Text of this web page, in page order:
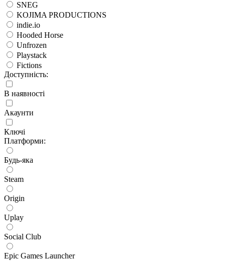
SNEG
KOJIMA PRODUCTIONS
indie.io
Hooded Horse
Unfrozen
Playstack
Fictions
Доступність:
В наявності
Акаунти
Ключі
Платформи:
Будь-яка
Steam
Origin
Uplay
Social Club
Epic Games Launcher